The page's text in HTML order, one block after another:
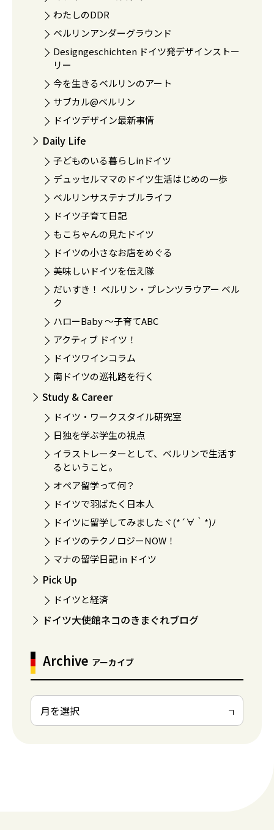
わたしのDDR
ベルリンアンダーグラウンド
Designgeschichten ドイツ発デザインストー
リー
今を生きるベルリンのアート
サブカル@ベルリン
ドイツデザイン最新事情
Daily Life
子どものいる暮らしinドイツ
デュッセルママのドイツ生活はじめの一歩
ベルリンサステナブルライフ
ドイツ子育て日記
もこちゃんの見たドイツ
ドイツの小さなお店をめぐる
美味しいドイツを伝え隊
だいすき！ ベルリン・プレンツラウアー ベル
ク
ハローBaby 〜子育てABC
アクティブ ドイツ！
ドイツワインコラム
南ドイツの巡礼路を行く
Study & Career
ドイツ・ワークスタイル研究室
日独を学ぶ学生の視点
イラストレーターとして、ベルリンで生活す
るということ。
オペア留学って何？
ドイツで羽ばたく日本人
ドイツに留学してみましたヾ(*´∀｀*)ﾉ
ドイツのテクノロジーNOW！
マナの留学日記 in ドイツ
Pick Up
ドイツと経済
ドイツ大使館ネコのきまぐれブログ
Archive アーカイブ